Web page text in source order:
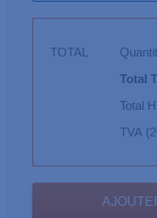
TOTAL
Total
Total
TVA